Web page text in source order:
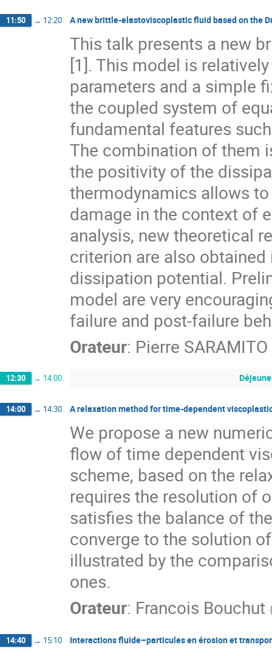
11:50 → 12:20 A new brittle-elastoviscoplastic fluid based on the
This talk presents a new
[1]. This model is
parameters and a simple
the coupled system of
fundamental features
The combination of them
the positivity of the
thermodynamics allows
damage in the context of
analysis, new theoretical
criterion are also
dissipation potential.
model are very
failure and post-failure
Orateur: Pierre SARAMITO
12:30 → 14:00
14:00 → 14:30 A relaxation method for time-dependent
We propose a new
flow of time dependent
scheme, based on the
requires the resolution of
satisfies the balance of
converge to the solution
illustrated by the
ones.
Orateur: Francois Bouchut
14:40 → 15:10 Interactions fluide–particules en érosion et